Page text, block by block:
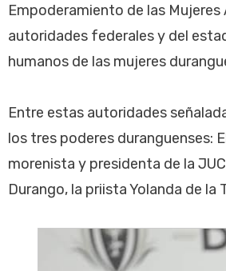
Empoderamiento de las
autoridades federales y del
humanos de las mujeres
Entre estas autoridades
los tres poderes duranguenses:
morenista y presidenta de la
Durango, la priista Yolanda de la